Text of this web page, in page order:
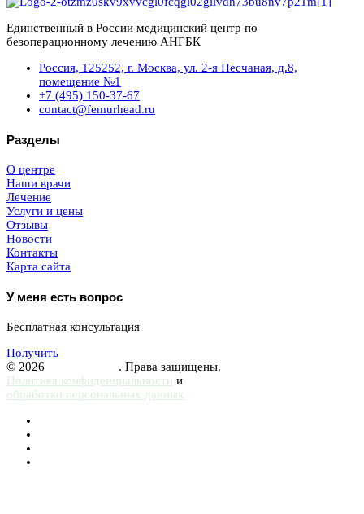
Единственный в России медицинский центр по
безоперационному лечению АНГБК
Россия, 125252, г. Москва, ул. 2-я Песчаная, д.8,
помещение №1
+7 (495) 150-37-67
contact@femurhead.ru
Разделы
О центре
Наши врачи
Лечение
Услуги и цены
Отзывы
Новости
Контакты
Карта сайта
У меня есть вопрос
Бесплатная консультация
Получить
© 2026
. Права защищены.
Политика конфиденциальности и
обработки персональных данных